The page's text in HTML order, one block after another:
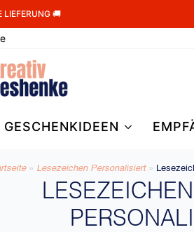
LIEFERUNG 🚚
GESCHENKIDEEN
» Lesezeichen Personalisiert »